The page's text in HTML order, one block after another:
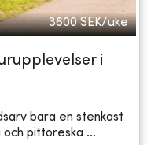
3600 SEK/uke
i
bara en stenkast
pittoreska ...